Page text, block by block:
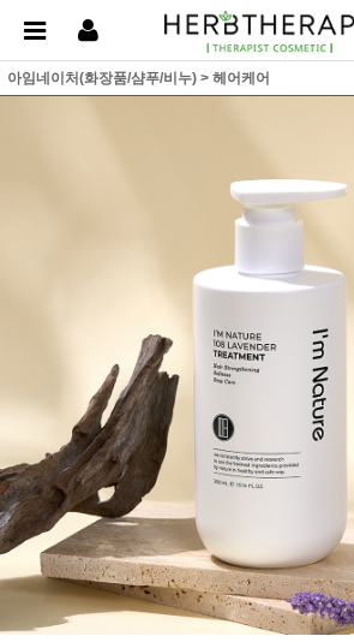
아임네이처(화장품/샴푸/비누) > 헤어케어